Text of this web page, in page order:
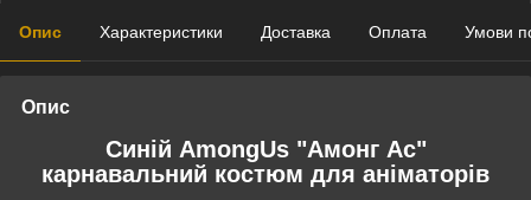
Опис Характеристики Доставка Оплата Умови
Опис
Синій AmongUs "Амонг Ас"
карнавальний костюм для аніматорів